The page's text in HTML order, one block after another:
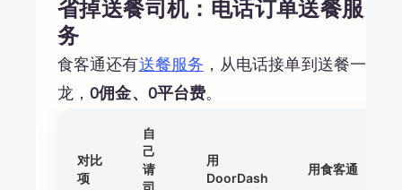
省掉送餐司机：电话订单送餐服
务
食客通还有送餐服务 ，从电话接单到送餐一条
龙，0佣金、0平台费。
对比
项
自
己
请
司
用
DoorDash
用食客通